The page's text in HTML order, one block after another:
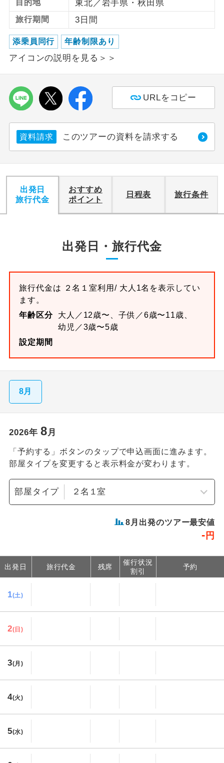
目的地 東北／岩手県・秋田県
旅行期間 3日間
添乗員同行 年齢制限あり
アイコンの説明を見る＞＞
URLをコピー
資料請求 このツアーの資料を請求する
出発日
旅行代金
おすすめ
ポイント
日程表 旅行条件
出発日・旅行代金
旅行代金は ２名１室利用/ 大人1名を表示してい
ます。
年齢区分
大人／12歳〜、子供／6歳〜11歳、
幼児／3歳〜5歳
設定期間
8月
2026年 8月
「予約する」ボタンのタップで申込画面に進みます。
部屋タイプを変更すると表示料金が変わります。
部屋タイプ
8 月出発のツアー最安値
- 円
出発日 旅行代金 残席
催行状況
割引
予約
1(土)
2(日)
3(月)
4(火)
5(水)
ご夫婦限定
ご夫婦限定でご参加いただけるコースで
す。
女性限定
女性限定でご参加いただけるコースで
す。
です。
航空会社指定
利用航空会社が指定なので、ご出発の計
ホテル指定
ご紹介するホテルを指定したコースで
す。
おひとり様バ
おひとり様でバス席を2席利⽤できま
す。